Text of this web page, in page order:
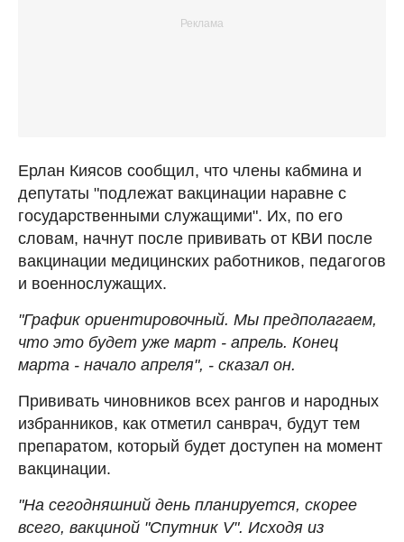
Ерлан Киясов сообщил, что члены кабмина и
депутаты "подлежат вакцинации наравне с
государственными служащими". Их, по его
словам, начнут после прививать от КВИ после
вакцинации медицинских работников, педагогов
и военнослужащих.
"График ориентировочный. Мы предполагаем,
что это будет уже март - апрель. Конец
марта - начало апреля", - сказал он.
Прививать чиновников всех рангов и народных
избранников, как отметил санврач, будут тем
препаратом, который будет доступен на момент
вакцинации.
"На сегодняшний день планируется, скорее
всего, вакциной "Спутник V". Исходя из